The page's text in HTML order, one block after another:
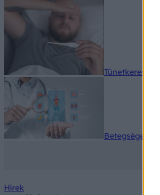
Tünetkereső
Betegségek A-Z
Hírek